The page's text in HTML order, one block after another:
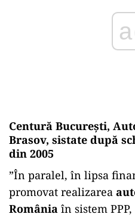
Centură București,
Brasov, sistate după
din 2005
”În paralel, în lipsa
promovat realizarea
România în sistem